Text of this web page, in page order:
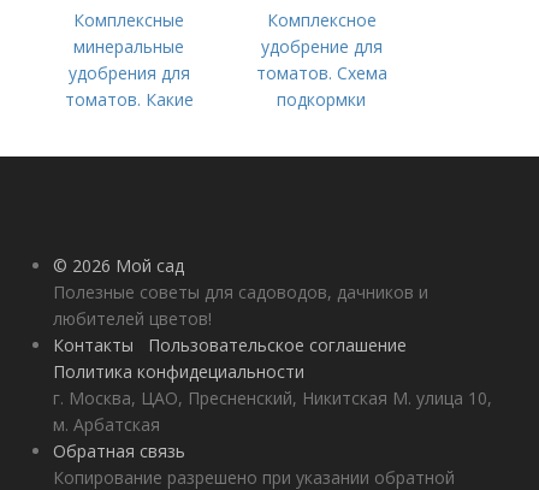
Комплексные
минеральные
удобрения для
томатов. Какие
используются для
Комплексное
удобрение для
томатов. Схема
подкормки
рассады до сбора
© 2026 Мой сад
Полезные советы для садоводов, дачников и
любителей цветов!
Контакты
Пользовательское соглашение
Политика конфидециальности
г. Москва, ЦАО, Пресненский, Никитская М. улица 10,
м. Арбатская
Обратная связь
Копирование разрешено при указании обратной